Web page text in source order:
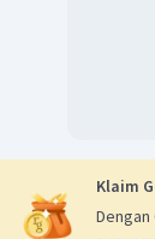
Klaim